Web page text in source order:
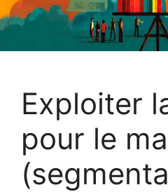
Exploiter
pour le